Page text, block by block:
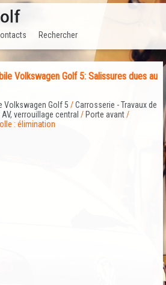
Rechercher
Volkswagen Golf 5: Salissures dues au
Volkswagen Golf 5 /Carrosserie - Travaux de
AV, verrouillage central / Porte avant/
: élimination